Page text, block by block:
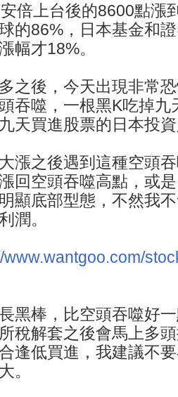
倍上台後的8600點漲
的86%，日本基金和
幅才18%。
之後，今天出現非常
吞噬，一根黑K吃掉九
天買進股票的日本投
漲之後遇到這種空頭
回空頭吞噬高點，或
顯底部型態，不然我
潤。
www.wantgoo.com/
黑棒，比空頭吞噬好
稅解套之後會馬上多
逢低買進，我建議不
。